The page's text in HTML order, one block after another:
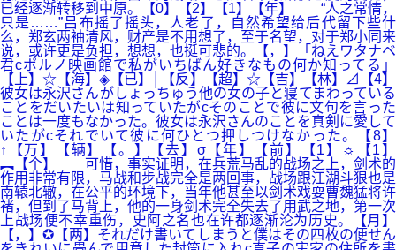
已经逐渐转移到中原。【0】【2】【1】【年】 “人之常情，
只是……”吕布摇了摇头，人老了，自然希望给后代留下些什
么，郑玄两袖清风，财产是不用想了，至于名望，对于郑小同来
说，或许更是负担，想想，也挺可悲的。【，】「ねえワタナベ
君cポルノ映画館で私がいちばん好きなもの何か知ってる」
【上】☆【海】◈【已】│【反】【超】☆【吉】【林】⊿【4】
彼女は永沢さんがしょっちゅう他の女の子と寝てまわっている
ことをだいたいは知っていたがcそのことで彼に文句を言った
ことは一度もなかった。彼女は永沢さんのことを真剣に愛して
いたがcそれでいて彼に何ひとつ押しつけなかった。【8】
↑【万】【辆】【。】【去】σ【年】【前】【1】☼【1】
︻【个】 可惜，事实证明，在兵荒马乱的战场之上，剑术的
作用非常有限，马战和步战完全是两回事，战场跟江湖斗狠也是
南辕北辙，在公平的环境下，当年他甚至以剑术戏耍曹魏猛将许
褚，但到了马背上，他的一身剑术完全失去了用武之地，第一次
上战场便不幸重伤，史阿之名也在许都逐渐沦为历史。【月】
【，】✪【两】それだけ書いてしまうと僕はその四枚の便せん